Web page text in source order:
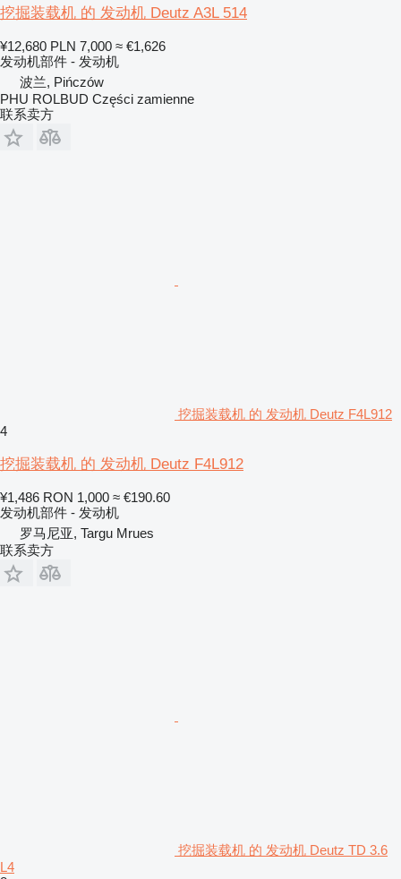
挖掘装载机 的 发动机 Deutz A3L 514
¥12,680 PLN 7,000 ≈ €1,626
发动机部件 - 发动机
波兰, Pińczów
PHU ROLBUD Części zamienne
联系卖方
挖掘装载机 的 发动机 Deutz F4L912
4
挖掘装载机 的 发动机 Deutz F4L912
¥1,486 RON 1,000 ≈ €190.60
发动机部件 - 发动机
罗马尼亚, Targu Mrues
联系卖方
挖掘装载机 的 发动机 Deutz TD 3.6
L4